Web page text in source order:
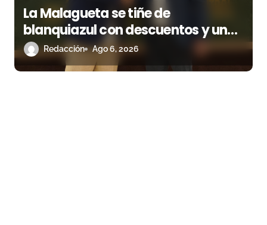
La Malagueta se tiñe de
blanquiazul con descuentos y una
corrida homenaje al Málaga CF
Redacción Ago 6, 2026